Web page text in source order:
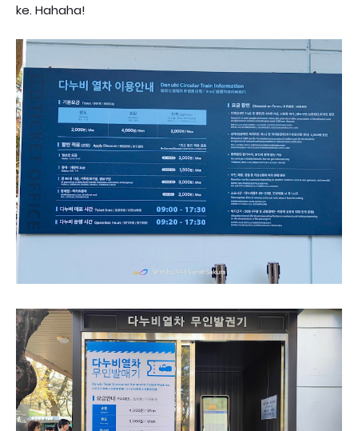
ke. Hahaha!